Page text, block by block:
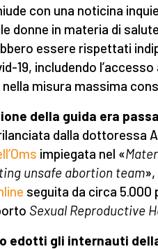
con una noticina
donne in materia di
essere rispettati
19, includendo
nella misura massima
della guida era
dalla dottoressa
impiegata nel «
unsafe abortion team
seguita da circa
Sexual Reproductive
edotti gli internauti